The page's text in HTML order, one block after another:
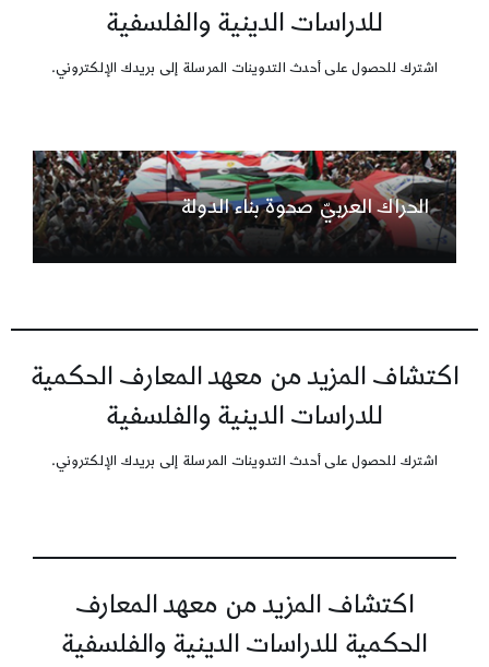
للدراسات الدينية والفلسفية
اشترك للحصول على أحدث التدوينات المرسلة إلى بريدك الإلكتروني.
الحراك العربيّ صحوة بناء الدولة
اكتشاف المزيد من معهد المعارف الحكمية
للدراسات الدينية والفلسفية
اشترك للحصول على أحدث التدوينات المرسلة إلى بريدك الإلكتروني.
اكتشاف المزيد من معهد المعارف
الحكمية للدراسات الدينية والفلسفية